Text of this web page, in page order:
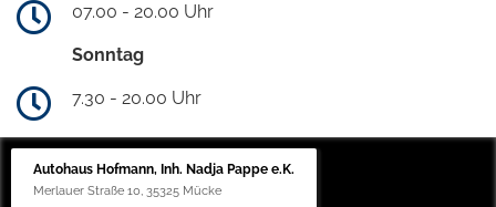
07.00 - 20.00 Uhr
Sonntag
7.30 - 20.00 Uhr
Autohaus Hofmann, Inh. Nadja Pappe e.K.
Merlauer Straße 10, 35325 Mücke